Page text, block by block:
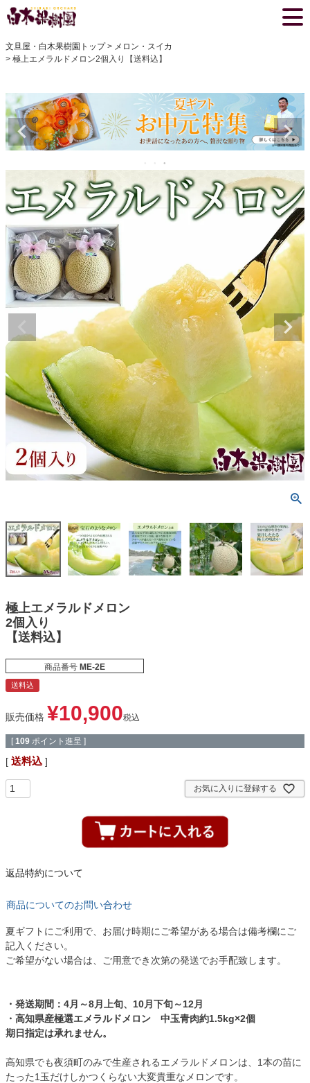
文旦屋・白木果樹園トップ
メロン・スイカ
極上エメラルドメロン2個入り【送料込】
極上エメラルドメロン
2個入り
【送料込】
商品番号 ME-2E
送料込
販売価格 ¥10,900税込
[ 109 ポイント進呈 ]
送料込
お気に入りに登録する
返品特約について
商品についてのお問い合わせ
夏ギフトにご利用で、お届け時期にご希望がある場合は備考欄にご
記入ください。
ご希望がない場合は、ご用意でき次第の発送でお手配致します。
・発送期間：4月～8月上旬、10月下旬～12月
・高知県産極選エメラルドメロン 中玉青肉約1.5kg×2個
期日指定は承れません。
高知県でも夜須町のみで生産されるエメラルドメロンは、1本の苗に
たった1玉だけしかつくらない大変貴重なメロンです。